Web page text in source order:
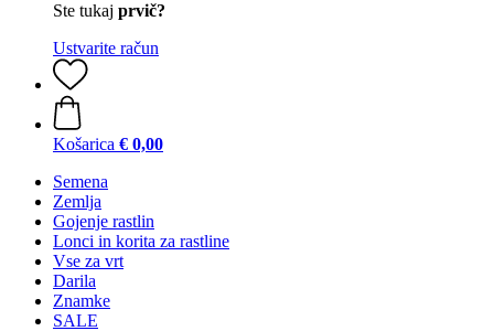
Ste tukaj prvič?
Ustvarite račun
Košarica € 0,00
Semena
Zemlja
Gojenje rastlin
Lonci in korita za rastline
Vse za vrt
Darila
Znamke
SALE